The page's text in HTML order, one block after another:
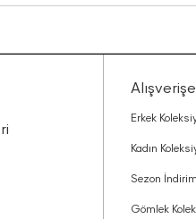
Erkek
Kadın
Sezon
Gömlek